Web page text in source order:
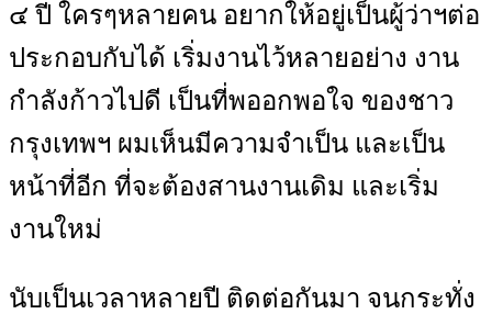
๔ ปี ใครๆหลายคน อยากให้อยู่เป็นผู้ว่าฯต่อ
ประกอบกับได้ เริ่มงานไว้หลายอย่าง งาน
กำลังก้าวไปดี เป็นที่พออกพอใจ ของชาว
กรุงเทพฯ ผมเห็นมีความจำเป็น และเป็น
หน้าที่อีก ที่จะต้องสานงานเดิม และเริ่ม
งานใหม่
นับเป็นเวลาหลายปี ติดต่อกันมา จนกระทั่ง